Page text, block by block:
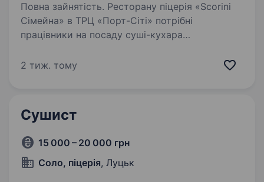
Повна зайнятість. Ресторану піцерія «Scorini
Сімейна» в ТРЦ «Порт-Сіті» потрібні
працівники на посаду суші-кухара
де не знайдеться часу нудьгувати, тому що
2 тиж. тому
Сушист
15 000 – 20 000 грн
Соло, піцерія, Луцьк